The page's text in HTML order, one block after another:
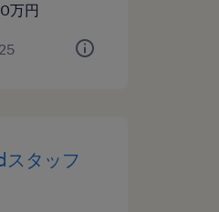
万円
スタッフ